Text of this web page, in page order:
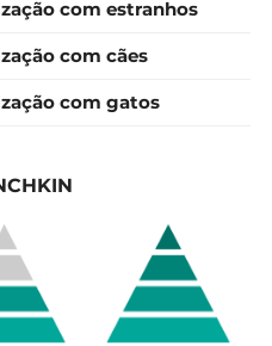
com estranhos
com cães
com gatos